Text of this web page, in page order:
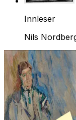
Innleser
Nils